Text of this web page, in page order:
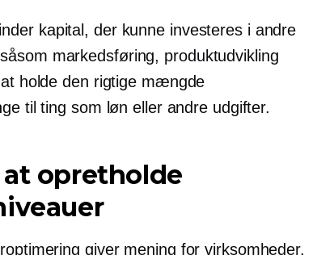
kapital, der kunne investeres i andre
markedsføring, produktudvikling
holde den rigtige mængde
til ting som løn eller andre udgifter.
opretholde
giver mening for virksomheder.